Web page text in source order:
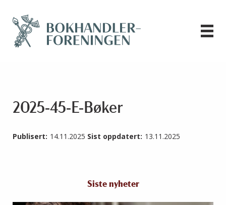
2025-45-E-Bøker
Publisert: 14.11.2025 Sist oppdatert: 13.11.2025
Siste nyheter